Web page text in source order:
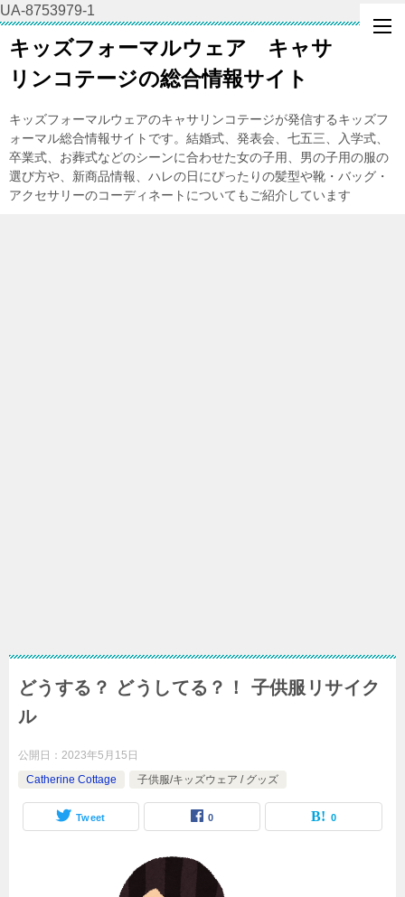
UA-8753979-1
キッズフォーマルウェア キャサ
リンコテージの総合情報サイト
キッズフォーマルウェアのキャサリンコテージが発信するキッズフ
ォーマル総合情報サイトです。結婚式、発表会、七五三、入学式、
卒業式、お葬式などのシーンに合わせた女の子用、男の子用の服の
選び方や、新商品情報、ハレの日にぴったりの髪型や靴・バッグ・
アクセサリーのコーディネートについてもご紹介しています
どうする？ どうしてる？！ 子供服リサイク
ル
公開日： 2023年5月15日
Catherine Cottage
子供服/キッズウェア / グッズ
Tweet 0 0